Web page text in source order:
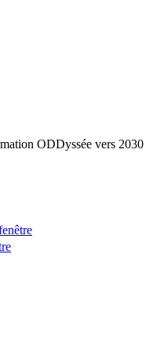
ODDyssée vers 2030